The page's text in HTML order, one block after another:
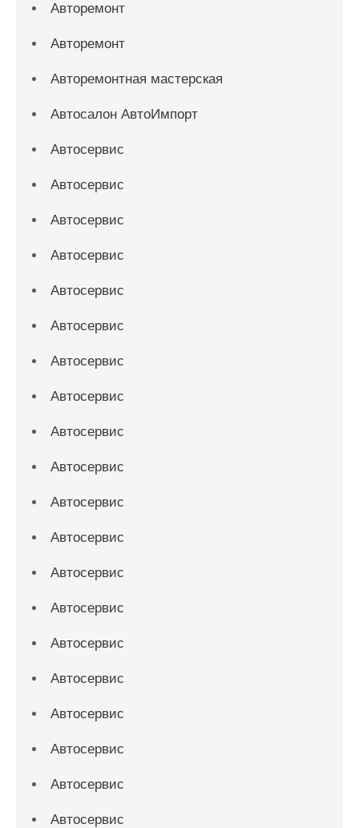
Авторемонт
Авторемонт
Авторемонтная мастерская
Автосалон АвтоИмпорт
Автосервис
Автосервис
Автосервис
Автосервис
Автосервис
Автосервис
Автосервис
Автосервис
Автосервис
Автосервис
Автосервис
Автосервис
Автосервис
Автосервис
Автосервис
Автосервис
Автосервис
Автосервис
Автосервис
Автосервис